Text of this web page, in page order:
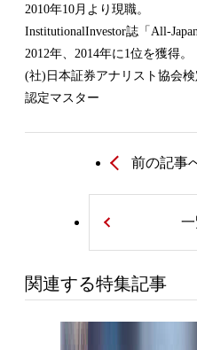
2010年10月より現職。
InstitutionalInvestor誌「All-
2012年、2014年に1位を獲得。
(社)日本証券アナリスト協会
認定マスター
前の記事
関連する特集記事